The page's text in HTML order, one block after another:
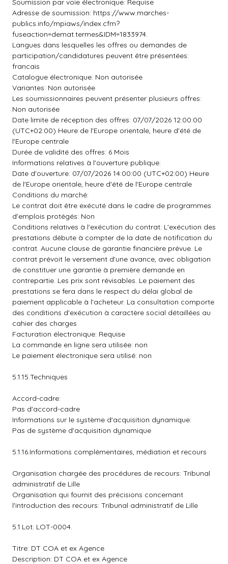
Soumission par voie électronique: Requise
Adresse de soumission: https://www.marches-
publics.info/mpiaws/index.cfm?
fuseaction=demat.termes&IDM=1833974.
Langues dans lesquelles les offres ou demandes de
participation/candidatures peuvent être présentées:
francais
Catalogue électronique: Non autorisée
Variantes: Non autorisée
Les soumissionnaires peuvent présenter plusieurs offres:
Non autorisée
Date limite de réception des offres: 07/07/2026 12:00:00
(UTC+02:00) Heure de l'Europe orientale, heure d'été de
l'Europe centrale
Durée de validité des offres: 6 Mois
Informations relatives à l'ouverture publique:
Date d'ouverture: 07/07/2026 14:00:00 (UTC+02:00) Heure
de l'Europe orientale, heure d'été de l'Europe centrale
Conditions du marché:
Le contrat doit être exécuté dans le cadre de programmes
d'emplois protégés: Non
Conditions relatives à l'exécution du contrat: L'exécution des
prestations débute à compter de la date de notification du
contrat. Aucune clause de garantie financière prévue. Le
contrat prévoit le versement d'une avance, avec obligation
de constituer une garantie à première demande en
contrepartie. Les prix sont révisables. Le paiement des
prestations se fera dans le respect du délai global de
paiement applicable à l'acheteur. La consultation comporte
des conditions d'exécution à caractère social détaillées au
cahier des charges
Facturation électronique: Requise
La commande en ligne sera utilisée: non
Le paiement électronique sera utilisé: non
5.1.15.Techniques
Accord-cadre:
Pas d'accord-cadre
Informations sur le système d'acquisition dynamique:
Pas de système d'acquisition dynamique
5.1.16.Informations complémentaires, médiation et recours
Organisation chargée des procédures de recours: Tribunal
administratif de Lille
Organisation qui fournit des précisions concernant
l'introduction des recours: Tribunal administratif de Lille
5.1.Lot: LOT-0004.
Titre: DT COA et ex Agence
Description: DT COA et ex Agence